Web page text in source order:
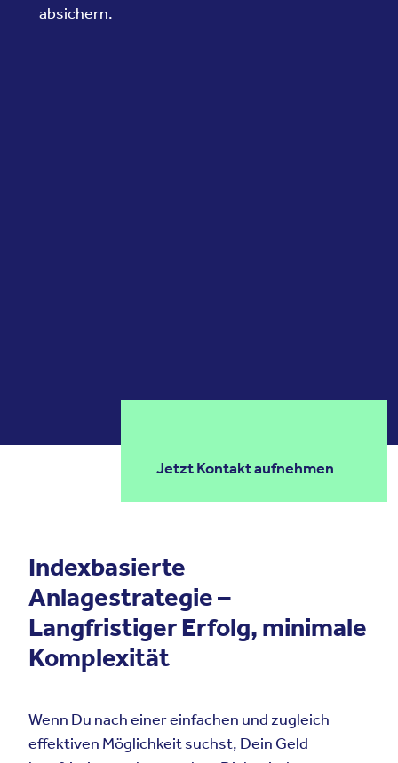
absichern.
Jetzt Kontakt aufnehmen
Indexbasierte
Anlagestrategie –
Langfristiger Erfolg, minimale
Komplexität
Wenn Du nach einer einfachen und zugleich
effektiven Möglichkeit suchst, Dein Geld